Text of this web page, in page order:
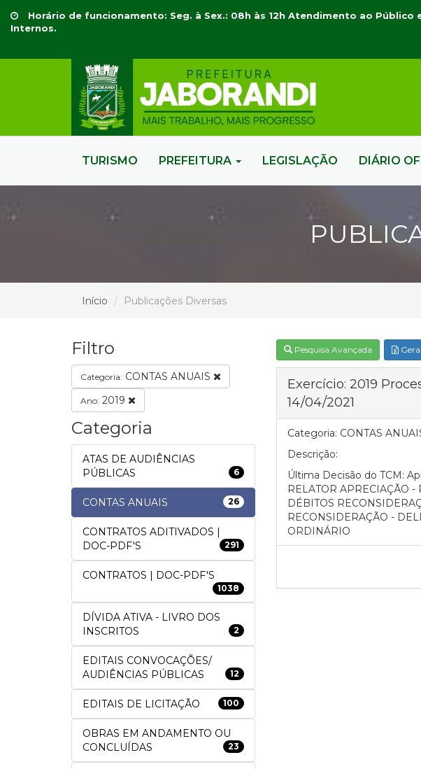
Horário de funcionamento: Seg. à Sex.: 08h às 12h Atendimento ao Público
Internos.
TURISMO PREFEITURA LEGISLAÇÃO DIÁRIO
Início Publicações Diversas
Filtro
Categoria: CONTAS ANUAIS
Ano: 2019
Categoria
ATAS DE AUDIÊNCIAS
PÚBLICAS
6
CONTAS ANUAIS 26
CONTRATOS ADITIVADOS |
DOC-PDF'S
291
CONTRATOS | DOC-PDF'S
1038
DÍVIDA ATIVA - LIVRO DOS
INSCRITOS
2
EDITAIS CONVOCAÇÕES/
AUDIÊNCIAS PÚBLICAS
12
EDITAIS DE LICITAÇÃO 100
OBRAS EM ANDAMENTO OU
CONCLUÍDAS
23
Pesquisa Avançada
Exercício: 2019
14/04/2021
Categoria: CONTAS
Descrição:
Última Decisão do TCM:
RELATOR APRECIAÇÃO
DÉBITOS
RECONSIDERAÇÃO -
ORDINÁRIO